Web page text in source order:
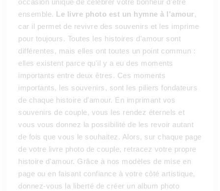
occasion unique de célébrer votre bonheur d'être
ensemble. Le livre photo est un hymne à l'amour,
car il permet de revivre des souvenirs et les imprime
pour toujours. Toutes les histoires d'amour sont
différentes, mais elles ont toutes un point commun :
elles existent parce qu'il y a eu des moments
importants entre deux êtres. Ces moments
importants, les souvenirs, sont les piliers fondateurs
de chaque histoire d'amour. En imprimant vos
souvenirs de couple, vous les rendez éternels et
vous vous donnez la possibilité de les revoir autant
de fois que vous le souhaitez. Alors, sur chaque page
de votre livre photo de couple, retracez votre propre
histoire d'amour. Grâce à nos modèles de mise en
page ou en faisant confiance à votre côté artistique,
donnez-vous la liberté de créer un album photo